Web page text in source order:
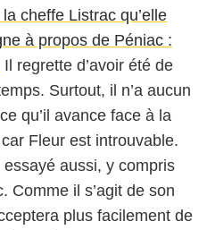
cheffe Listrac qu’elle
à propos de Péniac :
Il regrette d’avoir été de
Surtout, il n’a aucun
qu’il avance face à la
Fleur est introuvable.
essayé aussi, y compris
Comme il s’agit de son
plus facilement de